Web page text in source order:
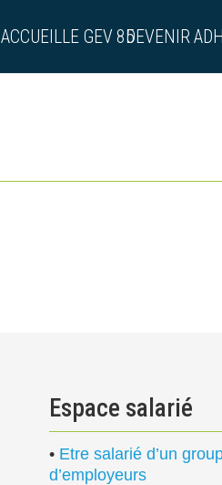
ACCUEIL LE GEV 85DEVENIR
Espace salarié
• Etre salarié d’un
d’employeurs